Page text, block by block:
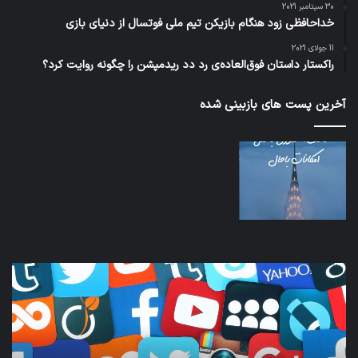
30 سپتامبر 2021
خداحافظی زود هنگام بازیکن تیم ملی فوتسال از دنیای بازی
11 جولای 2021
راکستار داستان فوق‌العاده‌ی رد دد ریدمپشن را چگونه روایت کرد؟
آخرین پست های بازبینی شده
نخستین
وسیله
کاملا
خودران
نقلیه
اپل
و